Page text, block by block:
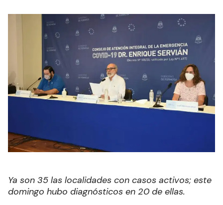
Ya son 35 las localidades con casos activos; este
domingo hubo diagnósticos en 20 de ellas.